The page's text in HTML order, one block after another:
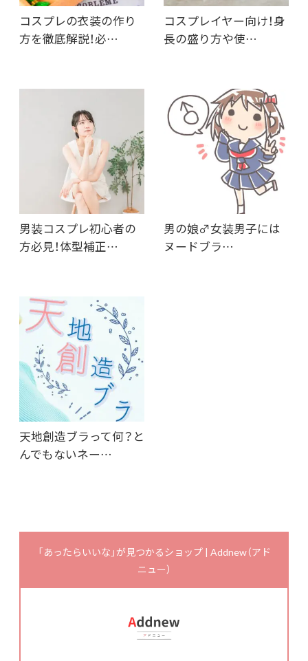
コスプレの衣装の作り
方を徹底解説！必…
コスプレイヤー向け！身
長の盛り方や使…
男装コスプレ初心者の
方必見！体型補正…
男の娘♂女装男子には
ヌードブラ…
天地創造ブラって何？と
んでもないネー…
「あったらいいな」が見つかるショップ | Addnew（アド
ニュー）